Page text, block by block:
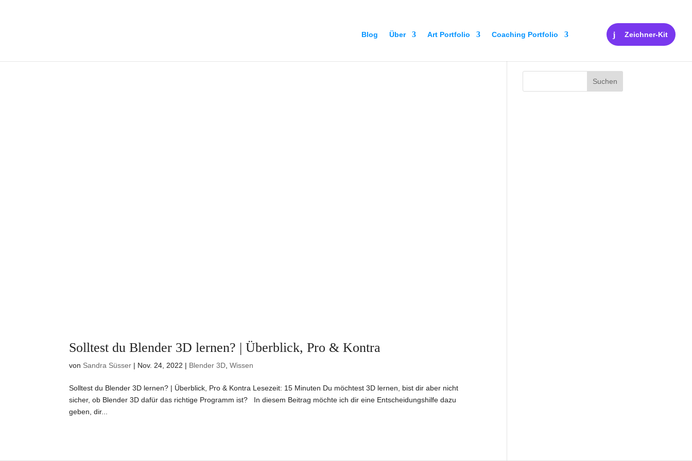
Blog Über Art Portfolio Coaching Portfolio Zeichner-Kit
Solltest du Blender 3D lernen? | Überblick, Pro & Kontra
von Sandra Süsser | Nov. 24, 2022 | Blender 3D ,Wissen
Solltest du Blender 3D lernen? | Überblick, Pro & Kontra Lesezeit: 15 Minuten Du möchtest 3D lernen, bist dir aber nicht
sicher, ob Blender 3D dafür das richtige Programm ist? In diesem Beitrag möchte ich dir eine Entscheidungshilfe dazu
geben, dir...